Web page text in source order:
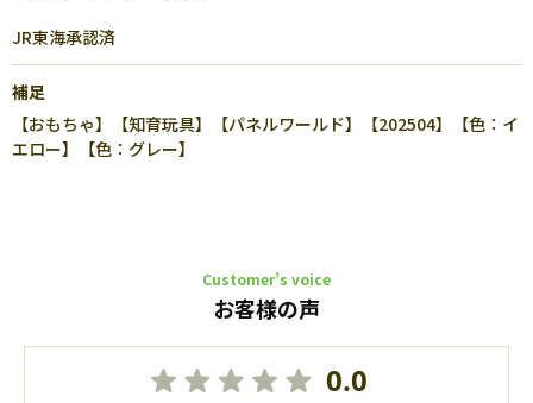
JR東海承認済
補足
【おもちゃ】【知育玩具】【パネルワールド】【202504】【色：イ
エロー】【色：グレー】
Customer’s voice
お客様の声
0.0